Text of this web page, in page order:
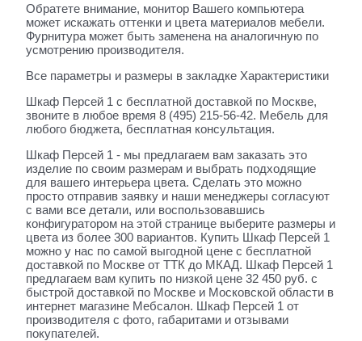
Обратете внимание, монитор Вашего компьютера
может искажать оттенки и цвета материалов мебели.
Фурнитура может быть заменена на аналогичную по
усмотрению производителя.
Все параметры и размеры в закладке Характеристики
Шкаф Персей 1 с бесплатной доставкой по Москве,
звоните в любое время 8 (495) 215-56-42. Мебель для
любого бюджета, бесплатная консультация.
Шкаф Персей 1 - мы предлагаем вам заказать это
изделие по своим размерам и выбрать подходящие
для вашего интерьера цвета. Сделать это можно
просто отправив заявку и наши менеджеры согласуют
с вами все детали, или воспользовавшись
конфигуратором на этой странице выберите размеры и
цвета из более 300 вариантов. Купить Шкаф Персей 1
можно у нас по самой выгодной цене с бесплатной
доставкой по Москве от ТТК до МКАД. Шкаф Персей 1
предлагаем вам купить по низкой цене 32 450 руб. с
быстрой доставкой по Москве и Московской области в
интернет магазине Мебсалон. Шкаф Персей 1 от
производителя с фото, габаритами и отзывами
покупателей.